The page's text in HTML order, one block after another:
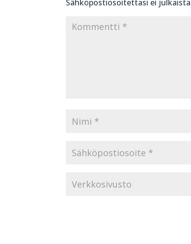
Sähköpostiosoitettasi ei